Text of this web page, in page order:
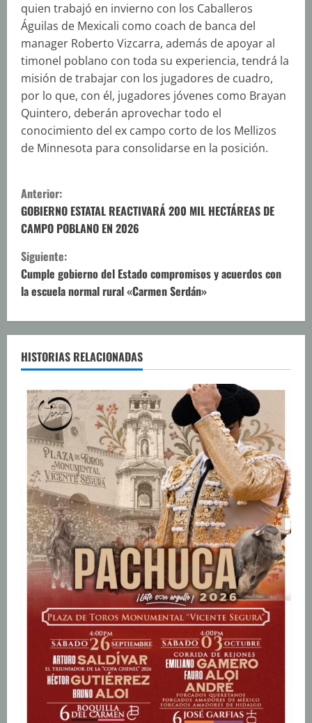
quien trabajó en invierno con los Caballeros
Águilas de Mexicali como coach de banca del
manager Roberto Vizcarra, además de apoyar al
timonel poblano con toda su experiencia, tendrá la
misión de trabajar con los jugadores de cuadro,
por lo que, con él, jugadores jóvenes como Brayan
Quintero, deberán aprovechar todo el
conocimiento del ex campo corto de los Mellizos
de Minnesota para consolidarse en la posición.
S
i
g
u
e
l
e
y
e
n
d
o
Anterior:
GOBIERNO ESTATAL REACTIVARÁ 200 MIL HECTÁREAS DE
CAMPO POBLANO EN 2026
Siguiente:
Cumple gobierno del Estado compromisos y acuerdos con
la escuela normal rural «Carmen Serdán»
HISTORIAS RELACIONADAS